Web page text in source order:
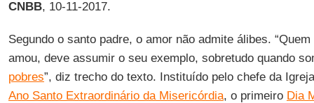
CNBB, 10-11-2017.
Segundo o santo padre, o amor não admite álibes.
amou, deve assumir o seu exemplo, sobretudo quando
pobres”, diz trecho do texto. Instituído pelo chefe da
Ano Santo Extraordinário da Misericórdia, o primeiro Dia